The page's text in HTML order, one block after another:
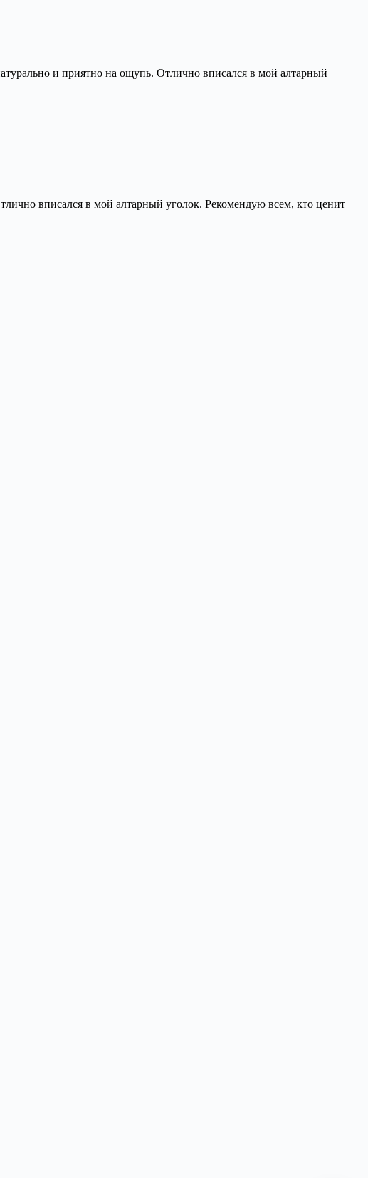
и приятно на ощупь. Отлично вписался в мой алтарный
вписался в мой алтарный уголок. Рекомендую всем, кто ценит